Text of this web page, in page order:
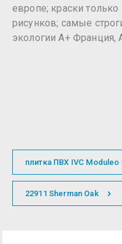
европе; краски
рисунков; самые
экологии А+ Франция,
плитка ПВХ IVC
22911 Sherman Oak